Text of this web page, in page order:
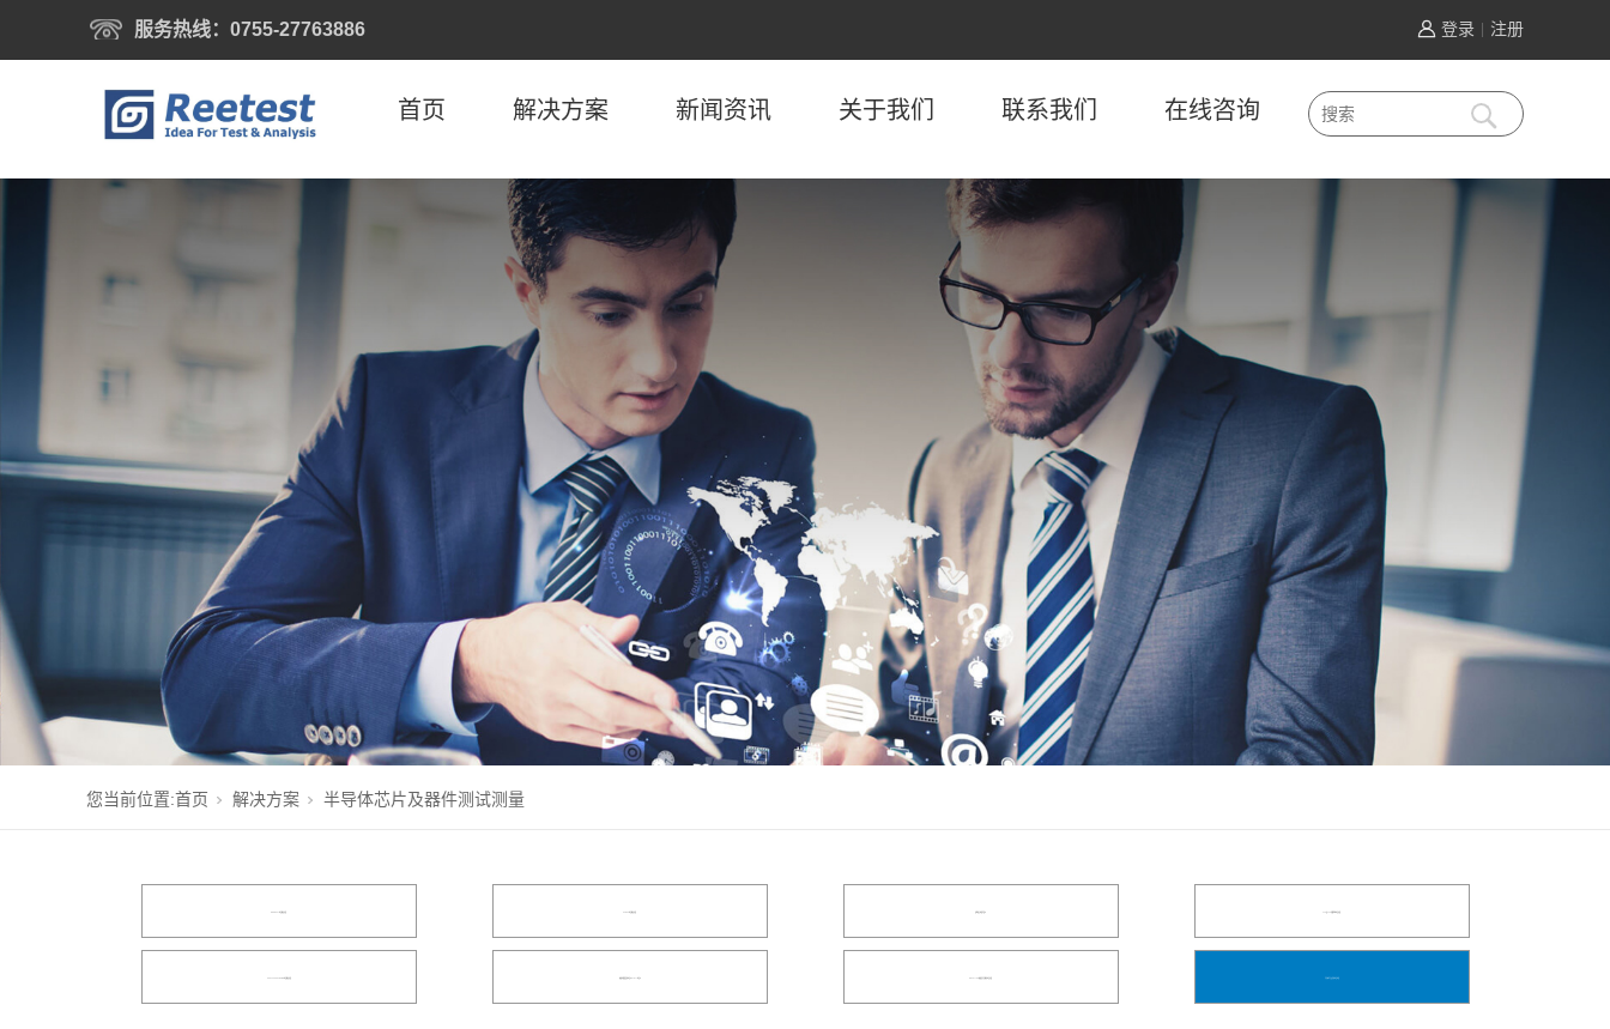
服务热线：0755-27763886 登录 注册
首页 解决方案 新闻资讯 关于我们 联系我们 在线咨询
您当前位置:首页 解决方案 半导体芯片及器件测试测量